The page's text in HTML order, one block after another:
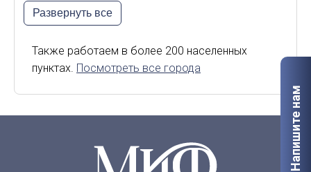
Калининград
Киров
Курск
Липецк
Мурманск
Тверь
Развернуть все
Также работаем в более 200 населенных
пунктах. Посмотреть все города
Напишите нам